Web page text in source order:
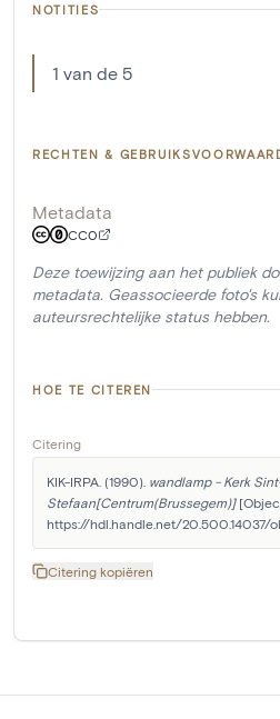
NOTITIES
1 van de 5
RECHTEN &
Metadata
CC0
Deze toewijzing aan het publiek
metadata. Geassocieerde foto's
auteursrechtelijke status hebben.
HOE TE CITEREN
Citering
KIK-IRPA. (1990). wandlamp - Kerk
Stefaan[Centrum(Brussegem)]
https://hdl.handle.net/20.500.14037/
Citering kopiëren